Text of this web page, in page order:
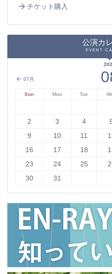
チケット購入
公演カ
EVENT
07月
Sun Mon Tue
2
3 4
9
10 11
16
17 18
23
24 25
30
31